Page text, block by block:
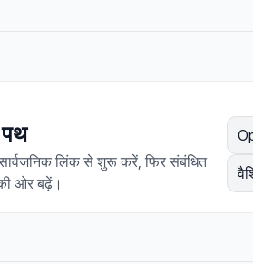
पथ
लिंक से शुरू करें, फिर संबंधित
ओर बढ़ें।